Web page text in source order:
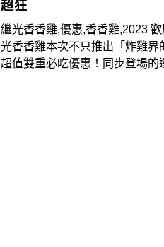
超狂
繼光香香雞,優惠,香香雞,2023
光香香雞本次不只推出「炸雞
超值雙重必吃優惠！同步登場的